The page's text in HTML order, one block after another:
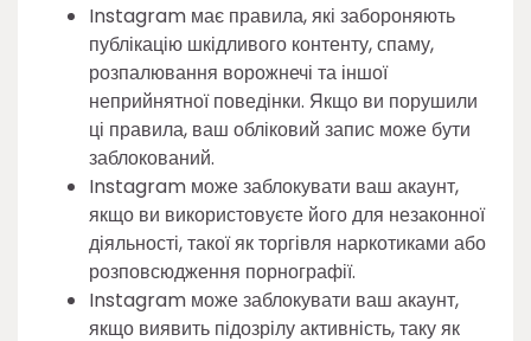
Instagram має правила, які забороняють
публікацію шкідливого контенту, спаму,
розпалювання ворожнечі та іншої
неприйнятної поведінки. Якщо ви порушили
ці правила, ваш обліковий запис може бути
заблокований.
Instagram може заблокувати ваш акаунт,
якщо ви використовуєте його для незаконної
діяльності, такої як торгівля наркотиками або
розповсюдження порнографії.
Instagram може заблокувати ваш акаунт,
якщо виявить підозрілу активність, таку як